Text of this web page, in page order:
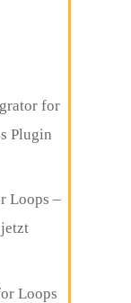
for
Plugin
Loops –
Loops